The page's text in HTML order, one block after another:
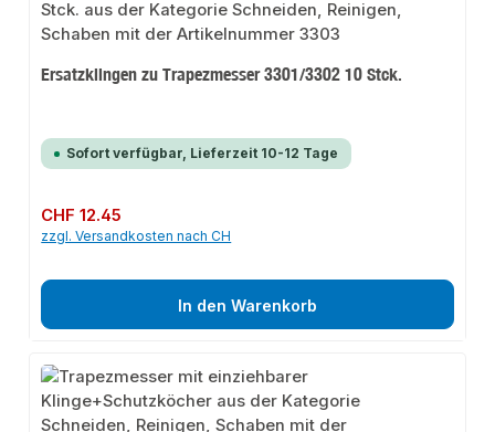
Ersatzklingen zu Trapezmesser 3301/3302 10 Stck.
Sofort verfügbar, Lieferzeit 10-12 Tage
Regulärer Preis:
CHF 12.45
zzgl. Versandkosten nach CH
In den Warenkorb